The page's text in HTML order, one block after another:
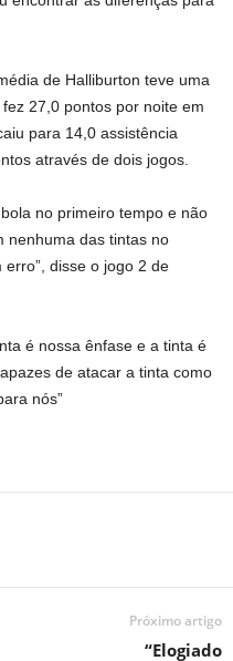
de Halliburton teve uma
27,0 pontos por noite em
para 14,0 assistência
através de dois jogos.
no primeiro tempo e não
nenhuma das tintas no
disse o jogo 2 de
é nossa ênfase e a tinta é
de atacar a tinta como
nós”
Próximo artigo
“Elogiado